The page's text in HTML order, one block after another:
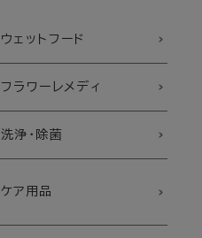
ウェットフード
フラワーレメディ
洗浄・除菌
ケア用品